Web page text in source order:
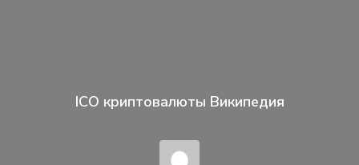
ICO криптовалюты Википедия